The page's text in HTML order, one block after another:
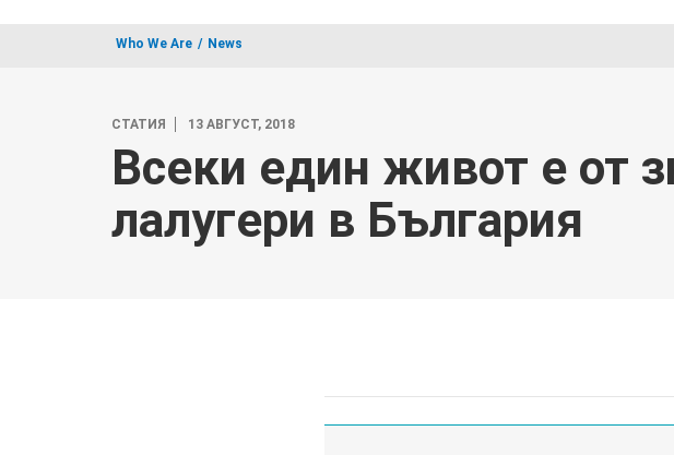
Who We Are News
СТАТИЯ 13 АВГУСТ, 2018
Всеки един живот е от
лалугери в България